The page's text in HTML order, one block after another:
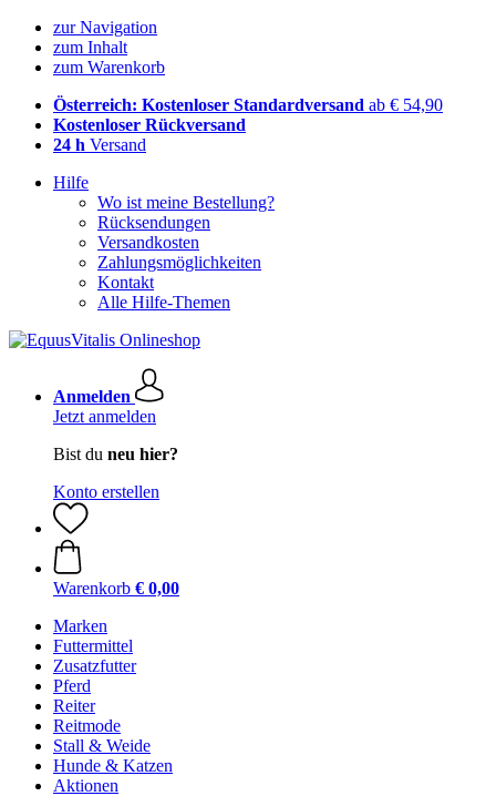
zur Navigation
zum Inhalt
zum Warenkorb
Österreich: Kostenloser Standardversand ab € 54,90
Kostenloser Rückversand
24 h Versand
Hilfe
Wo ist meine Bestellung?
Rücksendungen
Versandkosten
Zahlungsmöglichkeiten
Kontakt
Alle Hilfe-Themen
Anmelden
Jetzt anmelden
Bist du neu hier?
Konto erstellen
Warenkorb € 0,00
Marken
Futtermittel
Zusatzfutter
Pferd
Reiter
Reitmode
Stall & Weide
Hunde & Katzen
Aktionen